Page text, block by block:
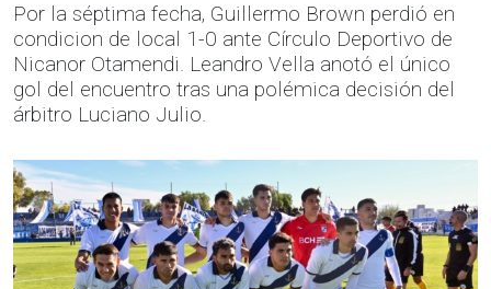
Por la séptima fecha, Guillermo Brown perdió en
condicion de local 1-0 ante Círculo Deportivo de
Nicanor Otamendi. Leandro Vella anotó el único
gol del encuentro tras una polémica decisión del
árbitro Luciano Julio.